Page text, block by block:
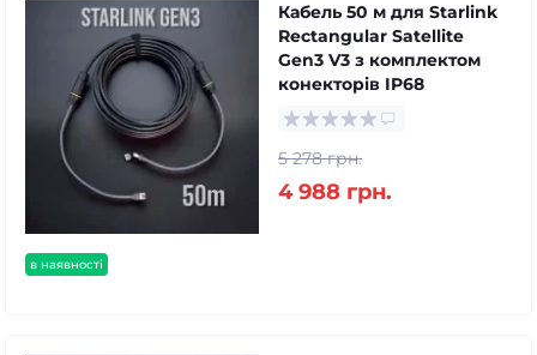
в наявності
Кабель 50 м для Starlink
Rectangular Satellite
Gen3 V3 з комплектом
конекторів IP68
5 278 грн.
4 988 грн.